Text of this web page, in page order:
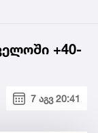
+40-
7 აგვ 20:41